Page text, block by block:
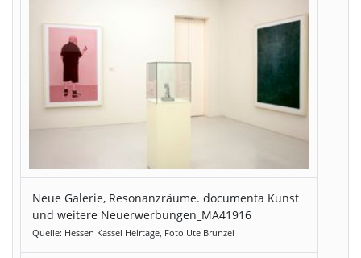
Neue Galerie, Resonanzräume. documenta Kunst
und weitere Neuerwerbungen_MA41916
Quelle: Hessen Kassel Heirtage, Foto Ute Brunzel